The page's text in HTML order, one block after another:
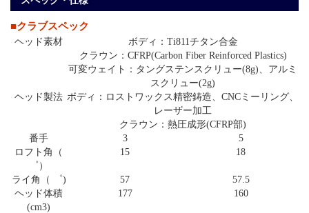
■クラブスペック
ヘッド素材
ボディ：Ti811チタン合金
クラウン：CFRP(Carbon Fiber Reinforced Plastics)
可変ウェイト：タングステンスクリュー(8g)、アルミ
スクリュー(2g)
ヘッド製法 ボディ：ロストワックス精密鋳造、CNCミーリング、
レーザー加工
クラウン：熱圧成形(CFRP部)
番手
3
5
ロフト角（
゜）
15 18
ライ角（ ゜) 57
57.5
ヘッド体積
(cm3)
177 160